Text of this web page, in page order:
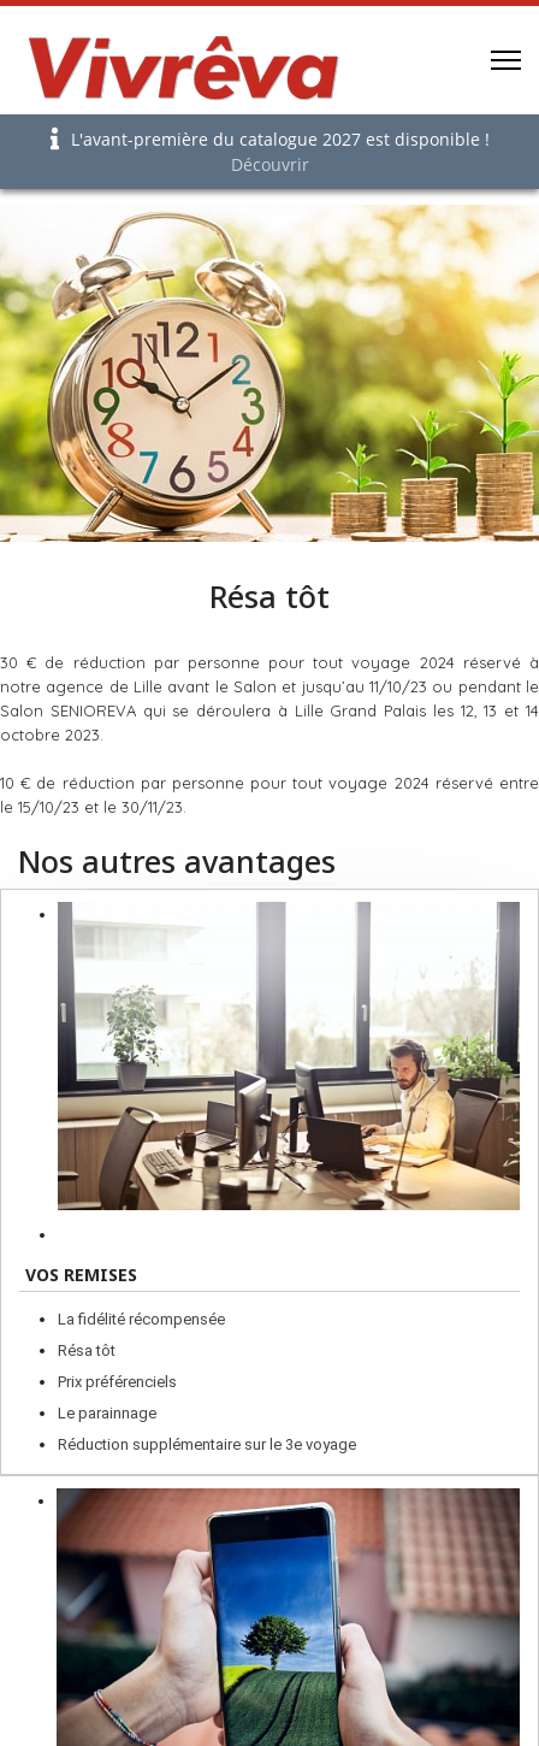
L'avant-première du catalogue 2027 est disponible !
Découvrir
Résa tôt
30 € de réduction par personne pour tout voyage 2024 réservé à
notre agence de Lille avant le Salon et jusqu’au 11/10/23 ou pendant le
Salon SENIOREVA qui se déroulera à Lille Grand Palais les 12, 13 et 14
octobre 2023.
10 € de réduction par personne pour tout voyage 2024 réservé entre
le 15/10/23 et le 30/11/23.
Nos autres avantages
VOS REMISES
La fidélité récompensée
Résa tôt
Prix préférenciels
Le parainnage
Réduction supplémentaire sur le 3e voyage